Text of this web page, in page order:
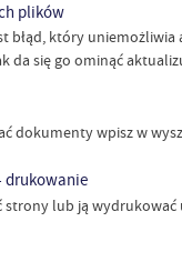
plików
błąd, który
da się go ominąć
dokumenty wpisz w
drukowanie
strony lub ją